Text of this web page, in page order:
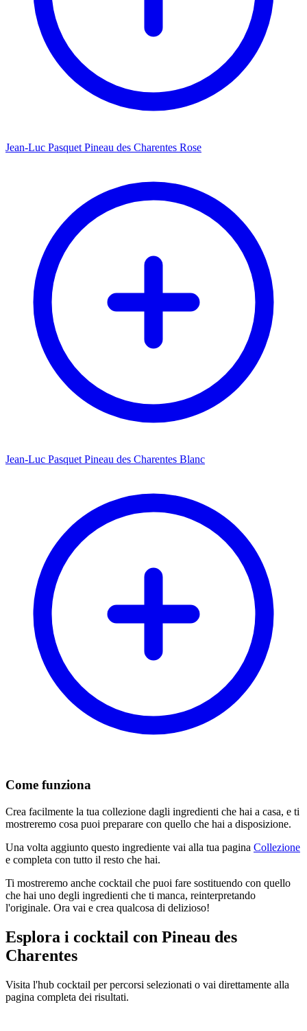
Jean-Luc Pasquet Pineau des Charentes Rose
Jean-Luc Pasquet Pineau des Charentes Blanc
Come funziona
Crea facilmente la tua collezione dagli ingredienti che hai a casa, e ti
mostreremo cosa puoi preparare con quello che hai a disposizione.
Una volta aggiunto questo ingrediente vai alla tua pagina Collezione
e completa con tutto il resto che hai.
Ti mostreremo anche cocktail che puoi fare sostituendo con quello
che hai uno degli ingredienti che ti manca, reinterpretando
l'originale. Ora vai e crea qualcosa di delizioso!
Esplora i cocktail con Pineau des
Charentes
Visita l'hub cocktail per percorsi selezionati o vai direttamente alla
pagina completa dei risultati.